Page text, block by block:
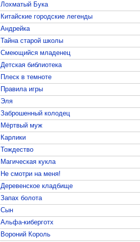
Лохматый Бука
Китайские городские легенды
Андрейка
Тайна старой школы
Смеющийся младенец
Детская библиотека
Плеск в темноте
Правила игры
Эля
Заброшенный колодец
Мёртвый муж
Карлики
Тождество
Магическая кукла
Не смотри на меня!
Деревенское кладбище
Запах болота
Сын
Альфа-киберготх
Вороний Король